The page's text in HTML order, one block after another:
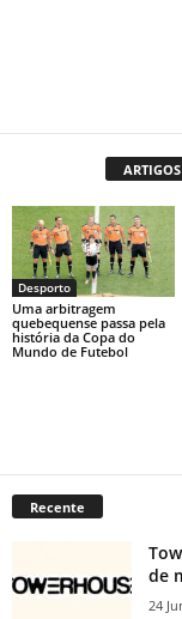
Desporto
Uma arbitragem
quebequense passa pela
história da Copa do
Mundo de Futebol
Recente
de
24